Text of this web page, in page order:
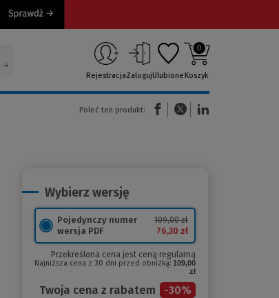
RejestracjaZalogujUlubione
0
Koszyk
Poleć ten produkt:
(Nowe okno)(Link do innej strony)
Wybierz wersję
Pojedynczy numer
wersja PDF
109,00 zł
76,30 zł
Przekreślona cena jest ceną regularną
Najniższa cena z 30 dni przed obniżką: 109,00
zł
Twoja cena z rabatem -30%